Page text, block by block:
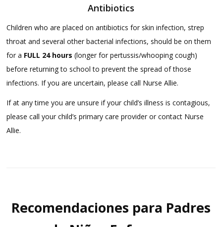
Antibiotics
Children who are placed on antibiotics for skin infection, strep
throat and several other bacterial infections, should be on them
for a FULL 24 hours (longer for pertussis/whooping cough)
before returning to school to prevent the spread of those
infections. If you are uncertain, please call Nurse Allie.
If at any time you are unsure if your child’s illness is contagious,
please call your child’s primary care provider or contact Nurse
Allie.
Recomendaciones para Padres